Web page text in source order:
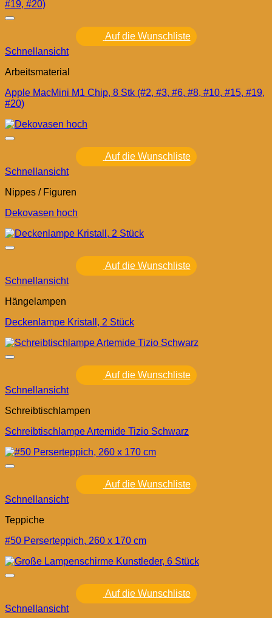
Auf die Wunschliste
Schnellansicht
Arbeitsmaterial
Apple MacMini M1 Chip, 8 Stk (#2, #3, #6, #8, #10, #15, #19,
#20)
Auf die Wunschliste
Schnellansicht
Nippes / Figuren
Dekovasen hoch
Auf die Wunschliste
Schnellansicht
Hängelampen
Deckenlampe Kristall, 2 Stück
Auf die Wunschliste
Schnellansicht
Schreibtischlampen
Schreibtischlampe Artemide Tizio Schwarz
Auf die Wunschliste
Schnellansicht
Teppiche
#50 Perserteppich, 260 x 170 cm
Auf die Wunschliste
Schnellansicht